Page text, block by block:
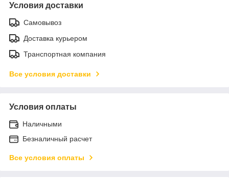
Условия доставки
Самовывоз
Доставка курьером
Транспортная компания
Все условия доставки
Условия оплаты
Наличными
Безналичный расчет
Все условия оплаты